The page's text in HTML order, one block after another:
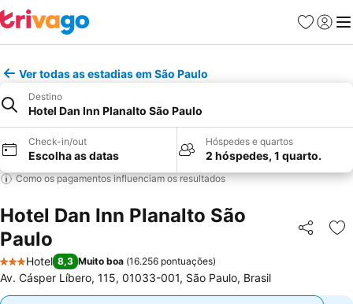
Favoritos
Iniciar
Ver todas as estadias em São Paulo
Destino
Hotel Dan Inn Planalto São Paulo
Check-in/out
Escolha as datas
Hóspedes e quartos
2 hóspedes, 1 quarto.
Como os pagamentos influenciam os resultados
Hotel Dan Inn Planalto São
Paulo
Partilhar
3 Estrelas
Hotel 8,3 Muito boa (16.256 pontuações)
Av. Cásper Líbero, 115, 01033-001, São Paulo, Brasil